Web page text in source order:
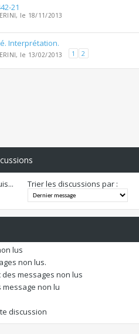
21
, le 18/11/2013
Interprétation.
, le 13/02/2013 1 2
Trier les discussions par :
lus
non lus.
messages non lus
non lu
discussion